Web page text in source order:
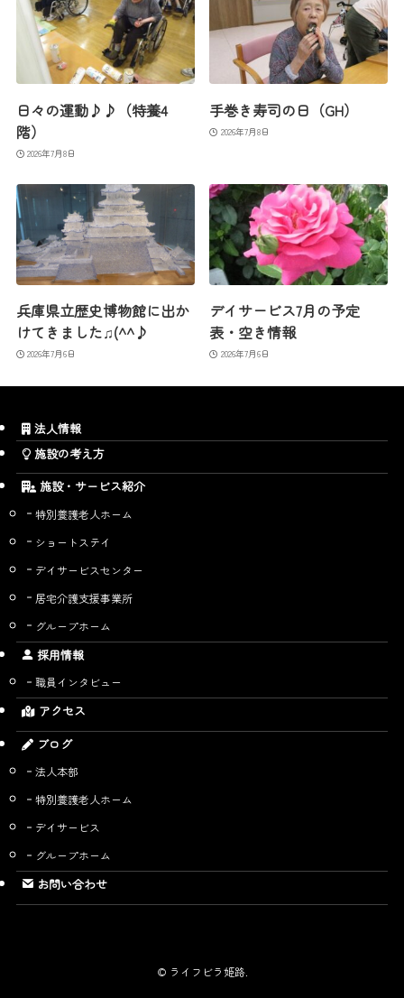
日々の運動♪♪（特養4
階）
2026年7月8日
手巻き寿司の日（GH）
2026年7月8日
兵庫県立歴史博物館に出か
けてきました♫(^^♪
2026年7月6日
デイサービス7月の予定
表・空き情報
2026年7月6日
法人情報
施設の考え方
施設・サービス紹介
特別養護老人ホーム
ショートステイ
デイサービスセンター
居宅介護支援事業所
グループホーム
採用情報
職員インタビュー
アクセス
ブログ
法人本部
特別養護老人ホーム
デイサービス
グループホーム
お問い合わせ
© ライフビラ姫路.